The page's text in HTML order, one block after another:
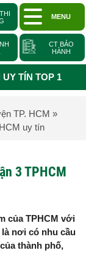
MENU
CT BẢO
HÀNH
TÍN TOP 1
TP. HCM »
uy tín
3 TPHCM
của TPHCM với
nơi có nhu cầu
thành phố,